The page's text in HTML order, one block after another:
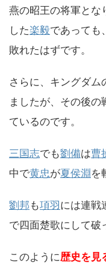
燕の昭王の将軍とな
した楽毅であっても
敗れたはずです。
さらに、キングダム
ましたが、その後
ているのです。
三国志でも劉備は曹
中で黄忠が夏侯淵 を
劉邦 も項羽 には連戦
で四面楚歌にして破
このように歴史を見